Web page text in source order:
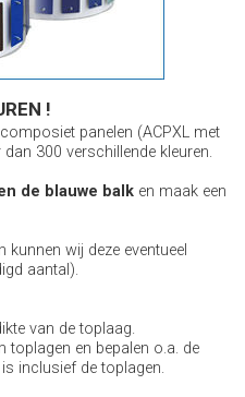
!
panelen (ACPXL met
300 verschillende kleuren.
de blauwe balk en maak een
kunnen wij deze eventueel
aantal).
van de toplaag.
toplagen en bepalen o.a. de
inclusief de toplagen.